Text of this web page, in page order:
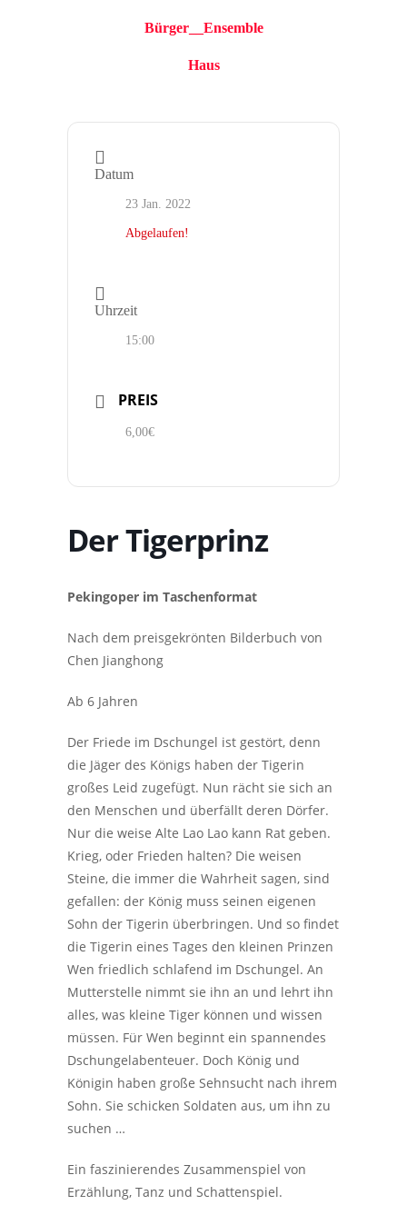
Bürger__Ensemble
Haus
Datum
23 Jan. 2022
Abgelaufen!
Uhrzeit
15:00
PREIS
6,00€
Der Tigerprinz
Pekingoper im Taschenformat
Nach dem preisgekrönten Bilderbuch von
Chen Jianghong
Ab 6 Jahren
Der Friede im Dschungel ist gestört, denn
die Jäger des Königs haben der Tigerin
großes Leid zugefügt. Nun rächt sie sich an
den Menschen und überfällt deren Dörfer.
Nur die weise Alte Lao Lao kann Rat geben.
Krieg, oder Frieden halten? Die weisen
Steine, die immer die Wahrheit sagen, sind
gefallen: der König muss seinen eigenen
Sohn der Tigerin überbringen. Und so findet
die Tigerin eines Tages den kleinen Prinzen
Wen friedlich schlafend im Dschungel. An
Mutterstelle nimmt sie ihn an und lehrt ihn
alles, was kleine Tiger können und wissen
müssen. Für Wen beginnt ein spannendes
Dschungelabenteuer. Doch König und
Königin haben große Sehnsucht nach ihrem
Sohn. Sie schicken Soldaten aus, um ihn zu
suchen …
Ein faszinierendes Zusammenspiel von
Erzählung, Tanz und Schattenspiel.